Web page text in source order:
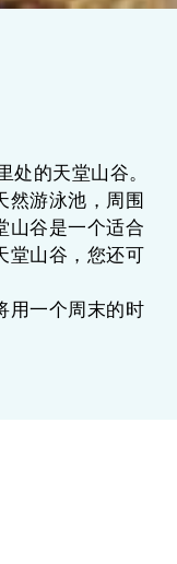
的天堂山谷。
然游泳池，周围
山谷是一个适合
堂山谷，您还可
用一个周末的时